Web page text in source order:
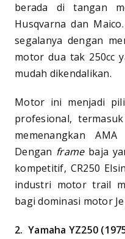
berada di tangan
Husqvarna dan
segalanya dengan
motor dua tak 250cc
mudah dikendalikan.
Motor ini menjadi
profesional,
memenangkan
Dengan framebaja
kompetitif, CR250
industri motor trail
bagi dominasi motor
2. Yamaha YZ250